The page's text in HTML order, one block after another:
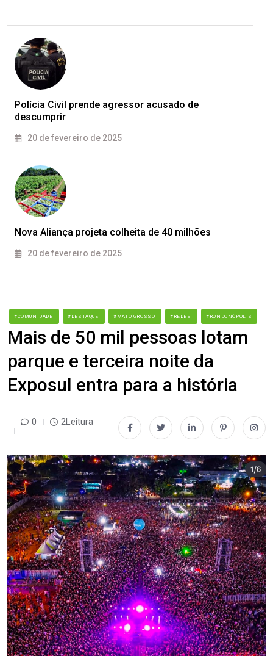
Polícia Civil prende agressor acusado de
descumprir
20 de fevereiro de 2025
Nova Aliança projeta colheita de 40 milhões
20 de fevereiro de 2025
#COMUNIDADE #DESTAQUE #MATO GROSSO #REDES #RONDONÓPOLIS
Mais de 50 mil pessoas lotam
parque e terceira noite da
Exposul entra para a história
0 2Leitura